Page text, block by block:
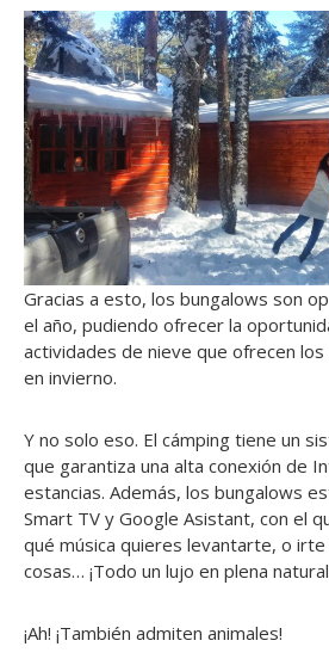
Gracias a esto, los bungalows son
el año, pudiendo ofrecer la
actividades de nieve que ofrecen
en invierno.
Y no solo eso. El cámping tiene un
que garantiza una alta conexión de
estancias. Además, los bungalows
Smart TV y Google Asistant, con el
qué música quieres levantarte, o
cosas… ¡Todo un lujo en plena
¡Ah! ¡También admiten animales!